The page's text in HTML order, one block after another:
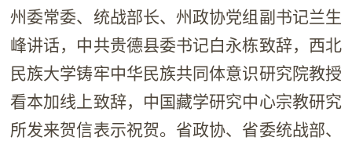
州委常委、统战部长、州政协党组副书记兰生
峰讲话，中共贵德县委书记白永栋致辞，西北
民族大学铸牢中华民族共同体意识研究院教授
看本加线上致辞，中国藏学研究中心宗教研究
所发来贺信表示祝贺。省政协、省委统战部、